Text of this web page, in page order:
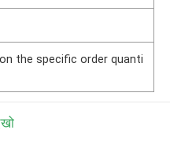
the specific order quanti